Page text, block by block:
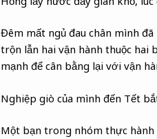
Đêm mất ngủ đau chân mình
trộn lẫn hai vận hành thuộc hai
mạnh để cân bằng lại với vận
Nghiệp giò của mình đến Tết
Một bạn trong nhóm thực